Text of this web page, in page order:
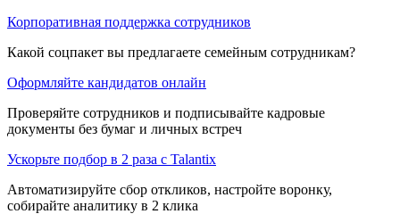
Корпоративная поддержка сотрудников
Какой соцпакет вы предлагаете семейным сотрудникам?
Оформляйте кандидатов онлайн
Проверяйте сотрудников и подписывайте кадровые
документы без бумаг и личных встреч
Ускорьте подбор в 2 раза с Talantix
Автоматизируйте сбор откликов, настройте воронку,
собирайте аналитику в 2 клика